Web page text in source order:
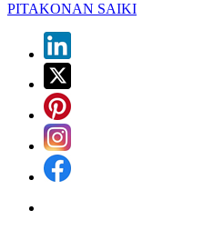
PITAKONAN SAIKI